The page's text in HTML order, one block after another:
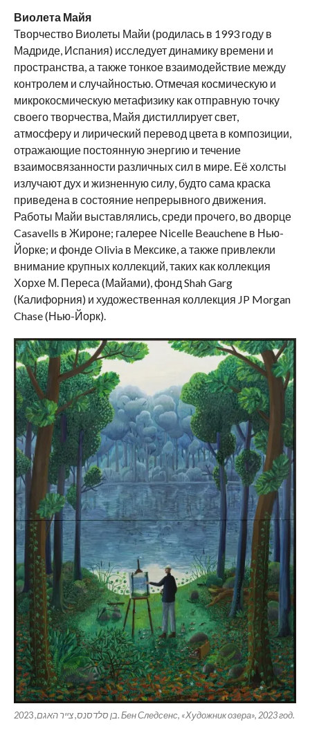
Виолета Майя
Творчество Виолеты Майи (родилась в 1993 году в
Мадриде, Испания) исследует динамику времени и
пространства, а также тонкое взаимодействие между
контролем и случайностью. Отмечая космическую и
микрокосмическую метафизику как отправную точку
своего творчества, Майя дистиллирует свет,
атмосферу и лирический перевод цвета в композиции,
отражающие постоянную энергию и течение
взаимосвязанности различных сил в мире. Её холсты
излучают дух и жизненную силу, будто сама краска
приведена в состояние непрерывного движения.
Работы Майи выставлялись, среди прочего, во дворце
Casavells в Жироне; галерее Nicelle Beauchene в Нью-
Йорке; и фонде Olivia в Мексике, а также привлекли
внимание крупных коллекций, таких как коллекция
Хорхе М. Переса (Майами), фонд Shah Garg
(Калифорния) и художественная коллекция JP Morgan
Chase (Нью-Йорк).
בן סלדסנס, צייר האגם, 2023.Бен Следсенс, «Художник озера», 2023 год.